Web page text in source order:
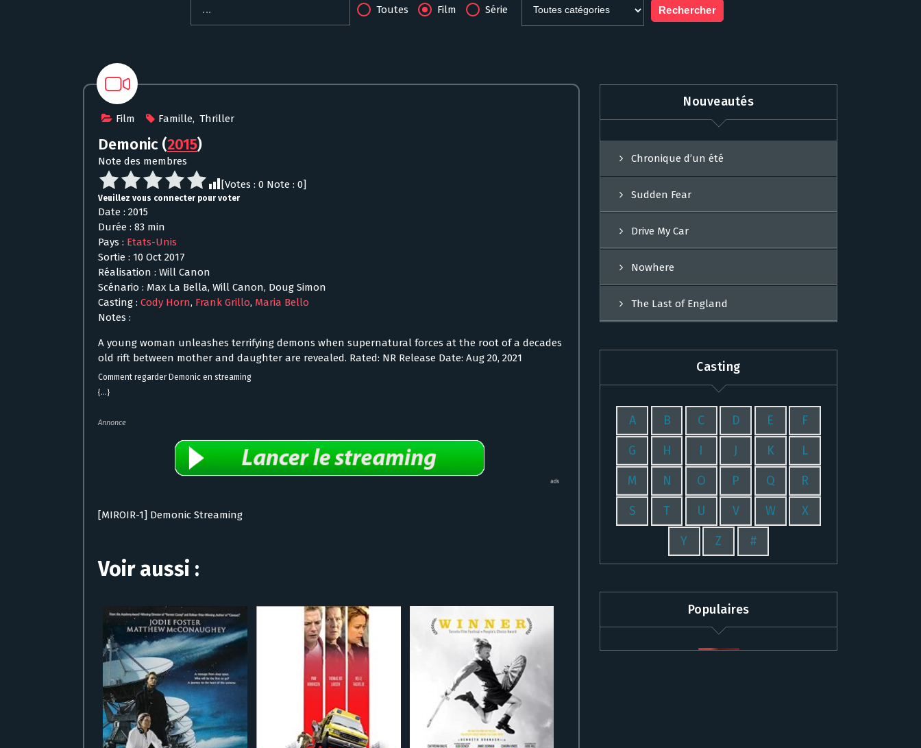
Toutes Film Série
Film Famille, Thriller
Demonic (2015)
Note des membres
[Votes : 0 Note : 0]
Veuillez vous connecter pour voter
Date : 2015
Durée : 83 min
Pays : Etats-Unis
Sortie : 10 Oct 2017
Réalisation : Will Canon
Scénario : Max La Bella, Will Canon, Doug Simon
Casting : Cody Horn, Frank Grillo, Maria Bello
Notes :
A young woman unleashes terrifying demons when supernatural forces at the root of a decades
old rift between mother and daughter are revealed. Rated: NR Release Date: Aug 20, 2021
Comment regarder Demonic en streaming
{...}
Annonce
[MIROIR-1] Demonic Streaming
Voir aussi :
Nouveautés
Chronique d’un été
Sudden Fear
Drive My Car
Nowhere
The Last of England
Casting
A B C D E F
G H I J K L
M N O P Q R
S T U V W X
Y Z #
Populaires